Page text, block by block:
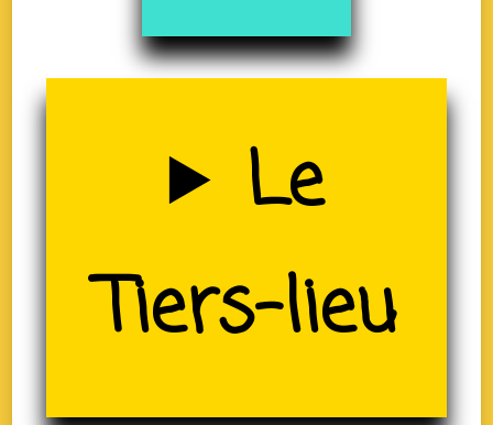
Uzerche
(19)
Le
Tiers-lieu